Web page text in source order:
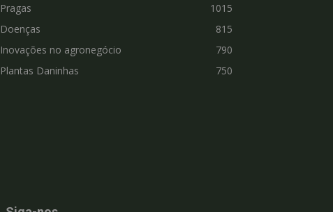
Pragas
1015
Doenças
815
Inovações no agronegócio
790
Plantas Daninhas
750